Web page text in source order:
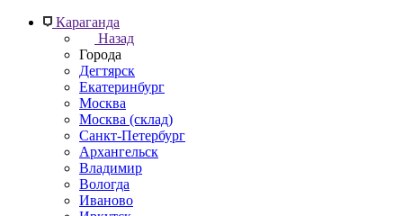
Караганда
Назад
Города
Дегтярск
Екатеринбург
Москва
Москва (склад)
Санкт-Петербург
Архангельск
Владимир
Вологда
Иваново